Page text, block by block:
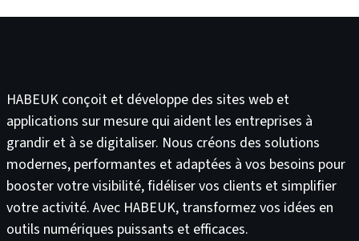
ainsi la gestion des environnements de développement
HABEUK conçoit et développe des sites webet
applications sur mesurequi aident les entreprises à
grandir et à se digitaliser. Nous créons des solutions
modernes, performantes et adaptées à vos besoins pour
booster votre visibilité,fidéliser vos clients etsimplifier
votre activité. Avec HABEUK, transformez vos idées en
outils numériques puissants et efficaces.